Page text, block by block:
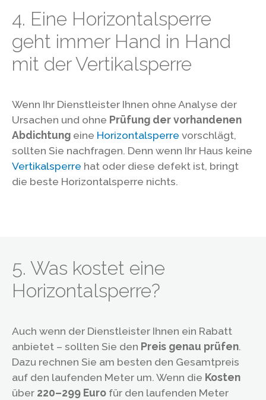
4. Eine Horizontalsperre
geht immer Hand in Hand
mit der Vertikalsperre
Wenn Ihr Dienstleister Ihnen ohne Analyse der
Ursachen und ohne Prüfung der vorhandenen
Abdichtung eine Horizontalsperre vorschlägt,
sollten Sie nachfragen. Denn wenn Ihr Haus keine
Vertikalsperre hat oder diese defekt ist, bringt
die beste Horizontalsperre nichts.
5. Was kostet eine
Horizontalsperre?
Auch wenn der Dienstleister Ihnen ein Rabatt
anbietet – sollten Sie den Preis genau prüfen.
Dazu rechnen Sie am besten den Gesamtpreis
auf den laufenden Meter um. Wenn die Kosten
über 220–299 Euro für den laufenden Meter